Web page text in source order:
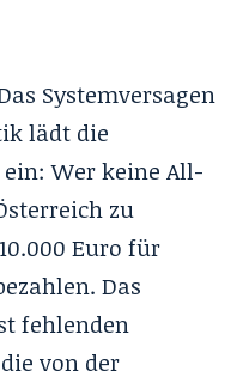
Systemversagen
lädt die
Wer keine All-
zu
Euro für
Das
fehlenden
von der